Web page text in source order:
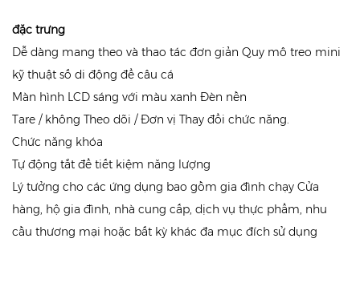
đặc trưng
Dễ dàng mang theo và thao tác đơn giản Quy mô treo mini
kỹ thuật số di động để câu cá
Màn hình LCD sáng với màu xanh Đèn nền
Tare / không Theo dõi / Đơn vị Thay đổi chức năng.
Chức năng khóa
Tự động tắt để tiết kiệm năng lượng
Lý tưởng cho các ứng dụng bao gồm gia đình chạy Cửa
hàng, hộ gia đình, nhà cung cấp, dịch vụ thực phẩm, nhu
cầu thương mại hoặc bất kỳ khác đa mục đích sử dụng